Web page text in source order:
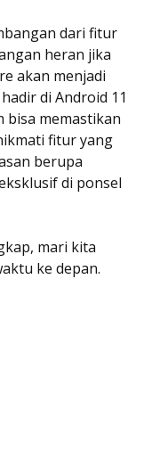
dari fitur
heran jika
akan menjadi
di Android 11
bisa memastikan
fitur yang
berupa
di ponsel
mari kita
ke depan.